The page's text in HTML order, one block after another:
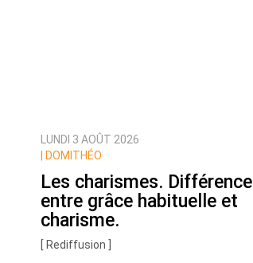
LUNDI 3 AOÛT 2026
DOMITHÉO
Les charismes. Différence
entre grâce habituelle et
charisme.
[ Rediffusion ]